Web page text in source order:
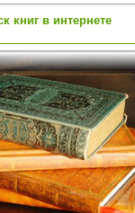
книг в интернете